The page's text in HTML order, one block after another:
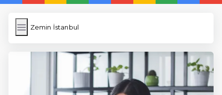
Zemin İstanbul
Zemin İstanbul
Wordpress Cache